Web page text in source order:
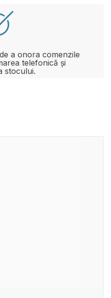
a onora comenzile
telefonică și
stocului.